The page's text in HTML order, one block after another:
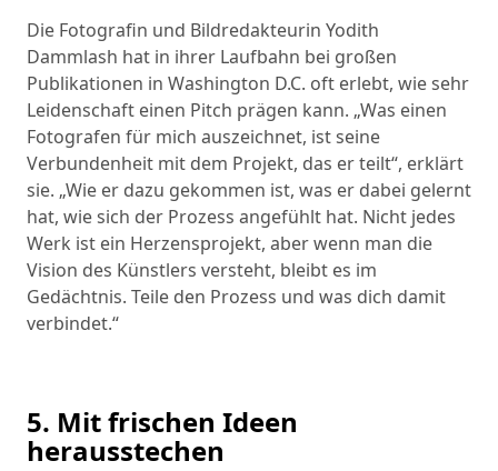
Die Fotografin und Bildredakteurin Yodith
Dammlash hat in ihrer Laufbahn bei großen
Publikationen in Washington D.C. oft erlebt, wie sehr
Leidenschaft einen Pitch prägen kann. „Was einen
Fotografen für mich auszeichnet, ist seine
Verbundenheit mit dem Projekt, das er teilt“, erklärt
sie. „Wie er dazu gekommen ist, was er dabei gelernt
hat, wie sich der Prozess angefühlt hat. Nicht jedes
Werk ist ein Herzensprojekt, aber wenn man die
Vision des Künstlers versteht, bleibt es im
Gedächtnis. Teile den Prozess und was dich damit
verbindet.“
5. Mit frischen Ideen
herausstechen